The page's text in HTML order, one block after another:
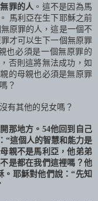
罪的人 。這不是因為馬
馬利亞在生下耶穌之前
原罪的人，這是一個不
才可以生下一個無原罪
也必須是一個無原罪的
否則這將無法成功，如
的母親也必須是無原罪
？
有其他的兒女嗎？
那地方。 54他回到自己
“這個人的智慧和能力是
親不是馬利亞，他弟弟
是都在我們這裡嗎？他
。耶穌對他們說：“先知